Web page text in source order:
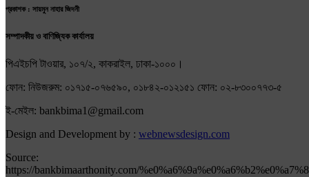
প্রকাশক : সায়মুন নাহার জিদনী
সম্পাদকীয় ও বাণিজ্যিক কার্যালয়
পিএইচপি টাওয়ার, ১০৭/২, কাকরাইল, ঢাকা-১০০০।
ফোন: নিউজরুম: ০১৭১৫-০৭৬৫৯০, ০১৮৪২-০১২১৫১ ফোন: ০২-৮৩০০৭৭৩-৫
ই-মেইল: bankbima1@gmail.com
Design and Development by : webnewsdesign.com
Source:
https://bankbimaarthonity.com/